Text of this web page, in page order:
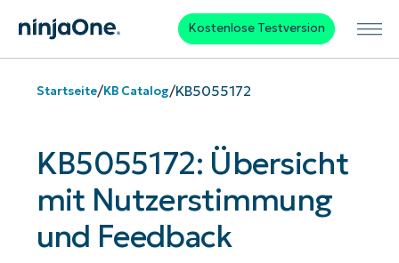
Kostenlose Testversion
Startseite/KB Catalog/KB5055172
KB5055172: Übersicht
mit Nutzerstimmung
und Feedback